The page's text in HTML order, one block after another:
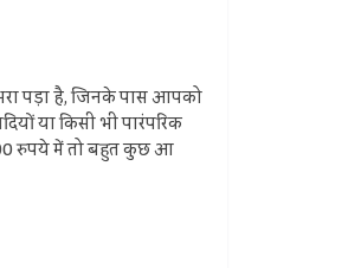
पड़ा है, जिनके पास आपको
या किसी भी पारंपरिक
रुपये में तो बहुत कुछ आ